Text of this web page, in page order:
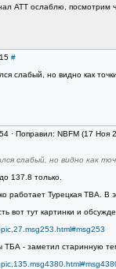
АТТ ослаблю, посмотрим
#
слабый, но видно как
· Поправил: NBFM (17 Ноя
слабый, но видно как
137.8 только.
работает Турецкая TBA.
вот тут картинки и
ТБА - заметил старинную